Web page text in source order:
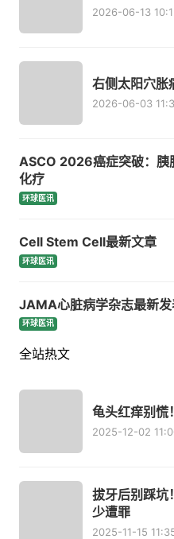
2026-06-13
右侧太阳穴胀
2026-06-03
ASCO 2026癌症突破：胰
化疗
环球医讯
Cell Stem Cell最新文章
环球医讯
JAMA心脏病学杂志最新
环球医讯
全站热文
龟头红痒别慌
2025-12-02
拔牙后别踩坑
少遭罪
2025-11-15